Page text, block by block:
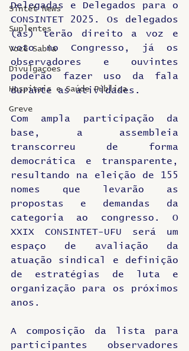
Sintet News
Suplentes
Você Sabia
Divulgações
Hospitais e Saúde Pública
Greve
Delegadas e Delegados para o
CONSINTET 2025. Os delegados
(as) terão direito a voz e
voto no Congresso, já os
observadores e ouvintes
poderão fazer uso da fala
durante as atividades.
Com ampla participação da
base, a assembleia
transcorreu de forma
democrática e transparente,
resultando na eleição de 155
nomes que levarão as
propostas e demandas da
categoria ao congresso. O
XXIX CONSINTET-UFU será um
espaço de avaliação da
atuação sindical e definição
de estratégias de luta e
organização para os próximos
anos.
A composição da lista para
participantes observadores